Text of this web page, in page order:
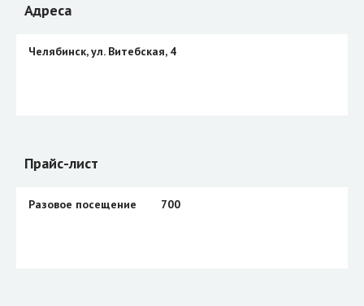
Адреса
Челябинск, ул. Витебская, 4
Прайс-лист
Разовое посещение 700